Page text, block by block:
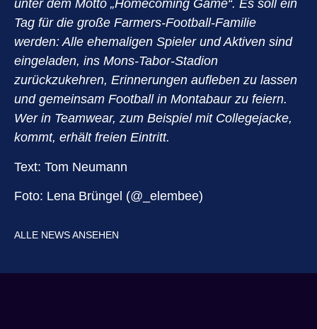
unter dem Motto „Homecoming Game“. Es soll ein
Tag für die große Farmers-Football-Familie
werden: Alle ehemaligen Spieler und Aktiven sind
eingeladen, ins Mons-Tabor-Stadion
zurückzukehren, Erinnerungen aufleben zu lassen
und gemeinsam Football in Montabaur zu feiern.
Wer in Teamwear, zum Beispiel mit Collegejacke,
kommt, erhält freien Eintritt.
Text: Tom Neumann
Foto: Lena Brüngel (@_elembee)
ALLE NEWS ANSEHEN